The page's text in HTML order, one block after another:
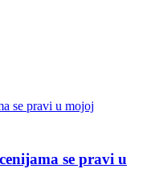
se pravi u